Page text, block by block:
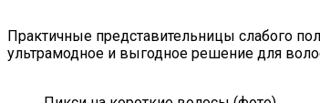
Практичные представительницы слабого
ультрамодное и выгодное решение для